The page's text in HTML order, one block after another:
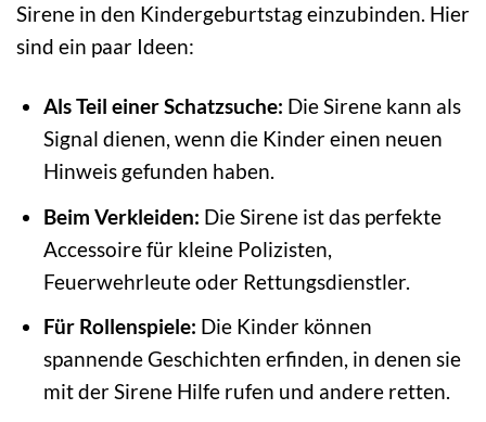
Sirene in den Kindergeburtstag einzubinden. Hier
sind ein paar Ideen:
Als Teil einer Schatzsuche: Die Sirene kann als
Signal dienen, wenn die Kinder einen neuen
Hinweis gefunden haben.
Beim Verkleiden: Die Sirene ist das perfekte
Accessoire für kleine Polizisten,
Feuerwehrleute oder Rettungsdienstler.
Für Rollenspiele: Die Kinder können
spannende Geschichten erfinden, in denen sie
mit der Sirene Hilfe rufen und andere retten.